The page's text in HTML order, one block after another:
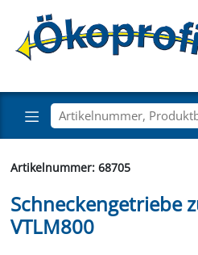
Artikelnummer: 68705
Schneckengetriebe
VTLM800